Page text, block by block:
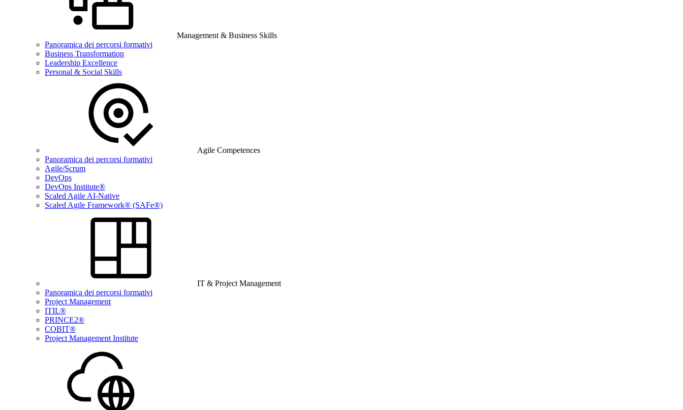
Management & Business Skills
Panoramica dei percorsi formativi
Business Transformation
Leadership Excellence
Personal & Social Skills
Agile Competences
Panoramica dei percorsi formativi
Agile/Scrum
DevOps
DevOps Institute®
Scaled Agile AI-Native
Scaled Agile Framework® (SAFe®)
IT & Project Management
Panoramica dei percorsi formativi
Project Management
ITIL®
PRINCE2®
COBIT®
Project Management Institute